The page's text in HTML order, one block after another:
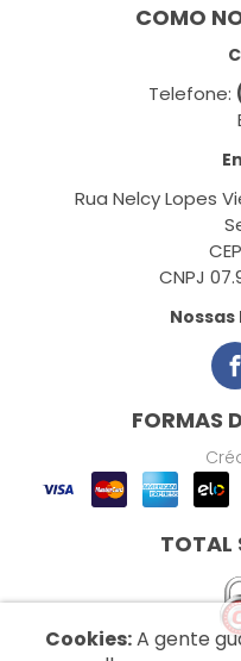
COMO
Telefone:
Rua Nelcy Lopes
CNPJ
Nossas
FORMAS
TOTAL
Cookies:A gente